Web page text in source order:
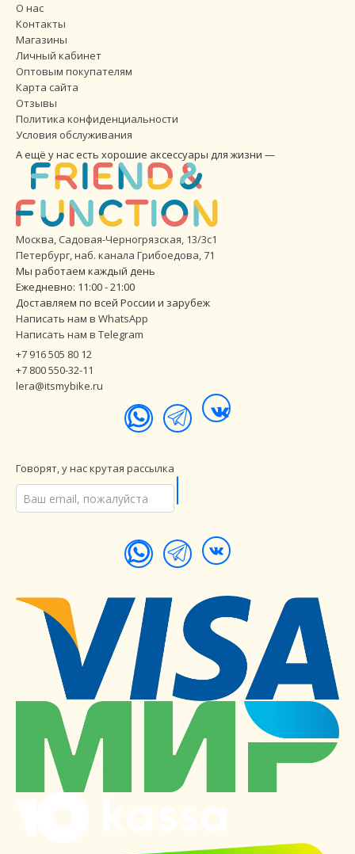
О нас
Контакты
Магазины
Личный кабинет
Оптовым покупателям
Карта сайта
Отзывы
Политика конфиденциальности
Условия обслуживания
А ещё у нас есть хорошие аксессуары для жизни —
Москва, Садовая-Черногрязская, 13/3с1
Петербург,наб. канала Грибоедова, 71
Мы работаем каждый день
Ежедневно: 11:00 - 21:00
Доставляем по всей России и зарубеж
Написать нам в WhatsApp
Написать нам в Telegram
+7 916 505 80 12
+7 800 550-32-11
lera@itsmybike.ru
Говорят, у нас крутая рассылка